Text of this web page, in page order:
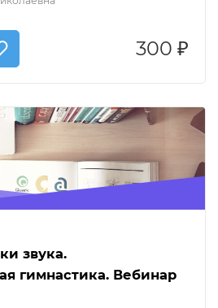
300 ₽
звука.
гимнастика. Вебинар